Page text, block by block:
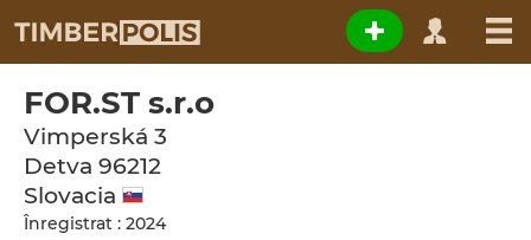
FOR.ST s.r.o
Vimperská 3
Detva 96212
Slovacia
Înregistrat : 2024